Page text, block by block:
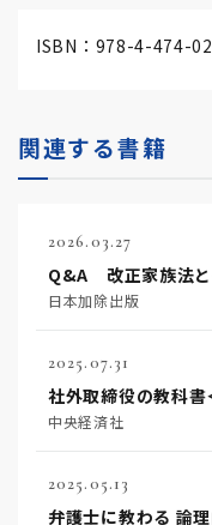
ISBN：978-4-474-
関連する書籍
2026.03.27
Q&A 改正家族法と
日本加除出版
2025.07.31
社外取締役の教科書
中央経済社
2025.05.13
弁護士に教わる 論